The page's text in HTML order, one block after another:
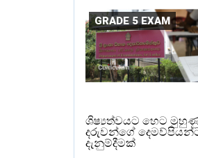
GRADE 5 EXAM
ශිෂ්‍යත්වයට හෙට
දරුවන්ගේ
දැනුම්දීමක්